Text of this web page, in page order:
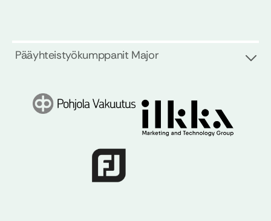
Pääyhteistyökumppanit Major